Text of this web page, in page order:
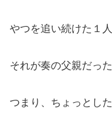
やつを追い続けた１
それが奏の父親だっ
つまり、ちょっとし